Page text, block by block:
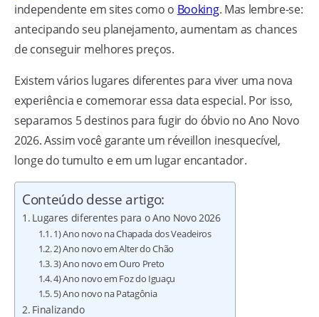
independente em sites como o Booking. Mas lembre-se:
antecipando seu planejamento, aumentam as chances
de conseguir melhores preços.
Existem vários lugares diferentes para viver uma nova
experiência e comemorar essa data especial. Por isso,
separamos 5 destinos para fugir do óbvio no Ano Novo
2026. Assim você garante um réveillon inesquecível,
longe do tumulto e em um lugar encantador.
Conteúdo desse artigo:
Lugares diferentes para o Ano Novo 2026
1) Ano novo na Chapada dos Veadeiros
2) Ano novo em Alter do Chão
3) Ano novo em Ouro Preto
4) Ano novo em Foz do Iguaçu
5) Ano novo na Patagônia
Finalizando